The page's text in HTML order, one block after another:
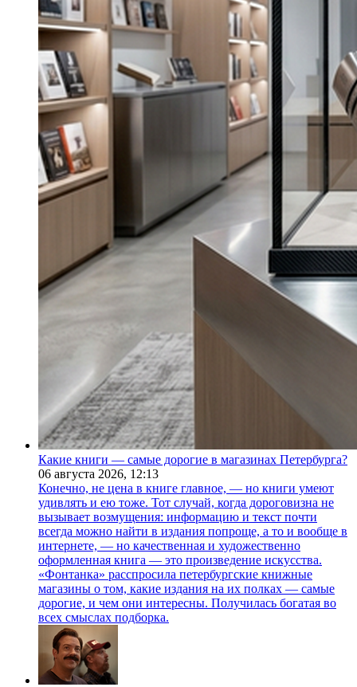
Какие книги — самые дорогие в магазинах Петербурга?
06 августа 2026, 12:13
Конечно, не цена в книге главное, — но книги умеют
удивлять и ею тоже. Тот случай, когда дороговизна не
вызывает возмущения: информацию и текст почти
всегда можно найти в издания попроще, а то и вообще в
интернете, — но качественная и художественно
оформленная книга — это произведение искусства.
«Фонтанка» расспросила петербургские книжные
магазины о том, какие издания на их полках — самые
дорогие, и чем они интересны. Получилась богатая во
всех смыслах подборка.